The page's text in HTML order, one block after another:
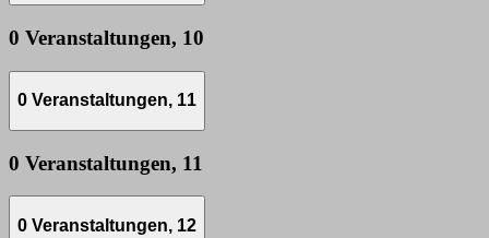
0 Veranstaltungen, 10
0 Veranstaltungen, 11
0 Veranstaltungen, 11
0 Veranstaltungen, 12